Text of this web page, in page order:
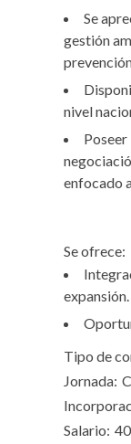
Se
gestión
nivel
enfocado
Se ofrece:
expansión.
Tipo de
Jornada:
Salario: